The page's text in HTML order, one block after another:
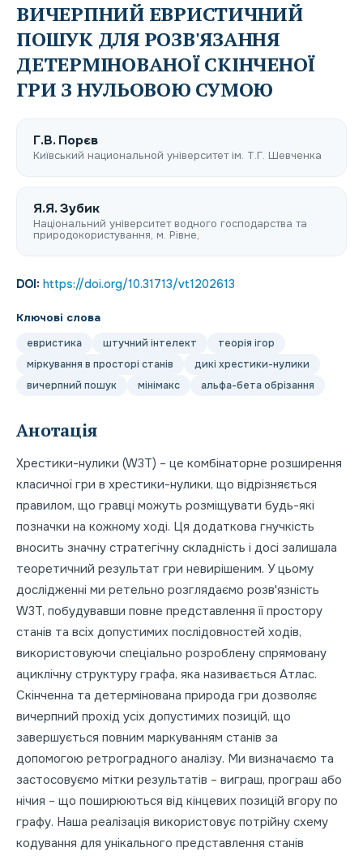
ВИЧЕРПНИЙ ЕВРИСТИЧНИЙ
ПОШУК ДЛЯ РОЗВ'ЯЗАННЯ
ДЕТЕРМІНОВАНОЇ СКІНЧЕНОЇ
ГРИ З НУЛЬОВОЮ СУМОЮ
Г.В. Порєв
Київський национальной університет ім. Т.Г. Шевченка
Я.Я. Зубик
Національний університет водного господарства та
природокористування, м. Рівне,
DOI: https://doi.org/10.31713/vt1202613
Ключові слова
евристика штучний інтелект
теорія ігор
міркування в просторі станів
дикі хрестики-нулики
вичерпний пошук
мінімакс альфа-бета обрізання
Анотація
Хрестики-нулики (W3T) – це комбінаторне розширення
класичної гри в хрестики-нулики, що відрізняється
правилом, що гравці можуть розміщувати будь-які
позначки на кожному ході. Ця додаткова гнучкість
вносить значну стратегічну складність і досі залишала
теоретичний результат гри невирішеним. У цьому
дослідженні ми ретельно розглядаємо розв'язність
W3T, побудувавши повне представлення її простору
станів та всіх допустимих послідовностей ходів,
використовуючи спеціально розроблену спрямовану
ациклічну структуру графа, яка називається Атлас.
Скінченна та детермінована природа гри дозволяє
вичерпний прохід усіх допустимих позицій, що
завершується повним маркуванням станів за
допомогою ретроградного аналізу. Ми визначаємо та
застосовуємо мітки результатів – виграш, програш або
нічия – що поширюються від кінцевих позицій вгору по
графу. Наша реалізація використовує потрійну схему
кодування для унікального представлення станів